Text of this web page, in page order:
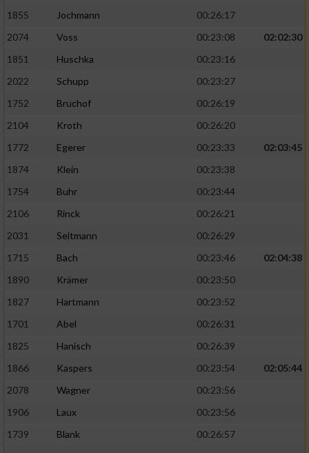
1855
Jochmann
00:26:17
2074
Voss 00:23:08
02:02:30
1851
Huschka
00:23:16
2022
Schupp
00:23:27
1752
Bruchof
00:26:19
2104
Kroth
00:26:20
1772
Egerer 00:23:33
02:03:45
1874
Klein
00:23:38
1754
Buhr
00:23:44
2106
Rinck
00:26:21
2031
Seltmann
00:26:29
1715
Bach 00:23:46
02:04:38
1890
Krämer
00:23:50
1827
Hartmann
00:23:52
1701
Abel
00:26:31
1825
Hanisch
00:26:39
1866
Kaspers 00:23:54
02:05:44
2078
Wagner
00:23:56
1906
Laux
00:23:56
1739
Blank
00:26:57